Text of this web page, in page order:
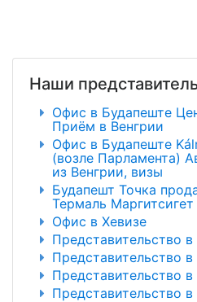
Наши
Офис в Будапеште
Приём в Венгрии
Офис в Будапеште
(возле Парламента)
из Венгрии, визы
Будапешт Точка
Термаль Маргитсигет
Офис в Хевизе
Представительство
Представительство
Представительство в
Представительство в